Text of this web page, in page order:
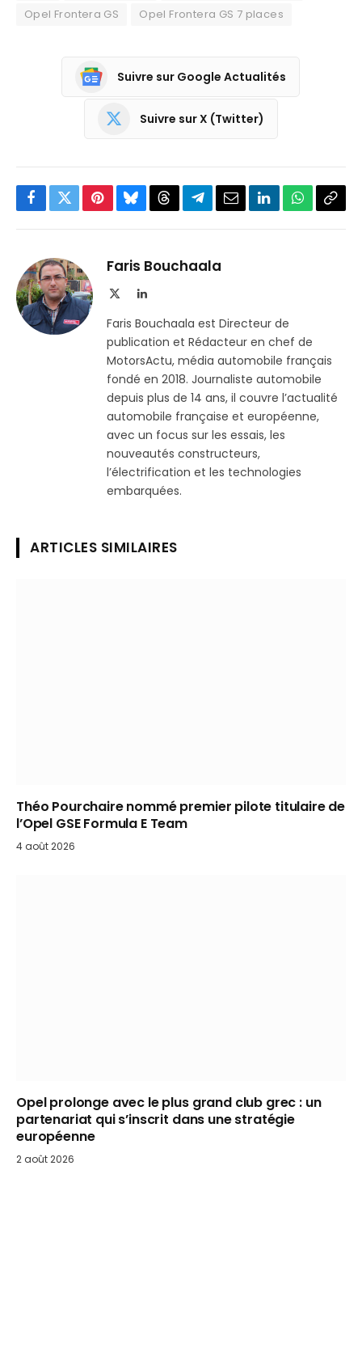
Opel Frontera GS
Opel Frontera GS 7 places
Suivre sur Google Actualités
Suivre sur X (Twitter)
Facebook
TwitterPinterestBlueskyThreadsPartager
Telegram
EmailLinkedInWhatsApp
Faris Bouchaala
LinkedIn
Faris Bouchaala est Directeur de
publication et Rédacteur en chef de
MotorsActu, média automobile français
fondé en 2018. Journaliste automobile
depuis plus de 14 ans, il couvre l’actualité
automobile française et européenne,
avec un focus sur les essais, les
nouveautés constructeurs,
l’électrification et les technologies
embarquées.
ARTICLES SIMILAIRES
Théo Pourchaire nommé premier pilote titulaire de
l’Opel GSE Formula E Team
4 août 2026
Opel prolonge avec le plus grand club grec : un
partenariat qui s’inscrit dans une stratégie
européenne
2 août 2026